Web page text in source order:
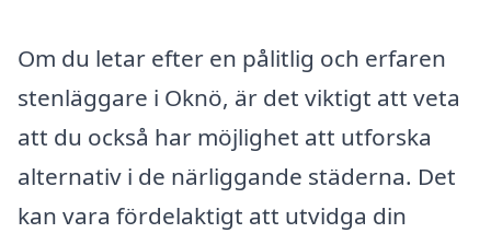
Om du letar efter en pålitlig och erfaren
stenläggare i Oknö, är det viktigt att veta
att du också har möjlighet att utforska
alternativ i de närliggande städerna. Det
kan vara fördelaktigt att utvidga din